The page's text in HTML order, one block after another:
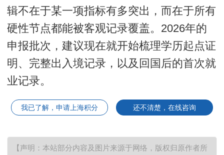
辑不在于某一项指标有多突出，而在于所有
硬性节点都能被客观记录覆盖。2026年的
申报批次，建议现在就开始梳理学历起点证
明、完整出入境记录，以及回国后的首次就
业记录。
我已了解，申请上海积分 还不清楚，在线咨询
【声明：本站部分内容及图片来源于网络，版权归原作者所